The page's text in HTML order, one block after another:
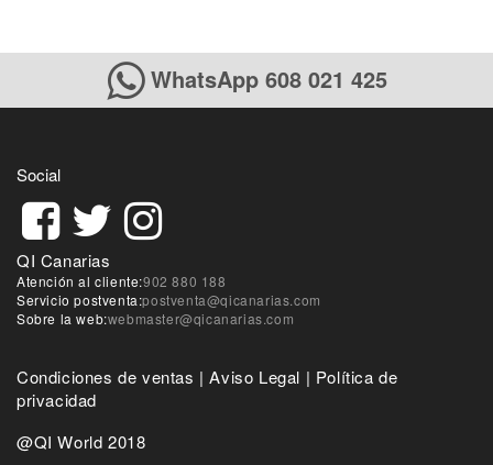
WhatsApp 608 021 425
Social
QI Canarias
Atención al cliente:902 880 188
Servicio postventa:postventa@qicanarias.com
Sobre la web:webmaster@qicanarias.com
Condiciones de ventas |Aviso Legal | Política de
privacidad
@QI World 2018